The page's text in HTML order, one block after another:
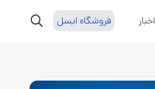
اخبار فروشگاه ایسل